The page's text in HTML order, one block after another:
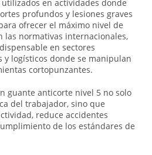
en actividades donde
profundos y lesiones graves
ofrecer el máximo nivel de
las normativas internacionales,
en sectores
logísticos donde se manipulan
cortopunzantes.
guante anticorte nivel 5 no solo
del trabajador, sino que
reduce accidentes
de los estándares de